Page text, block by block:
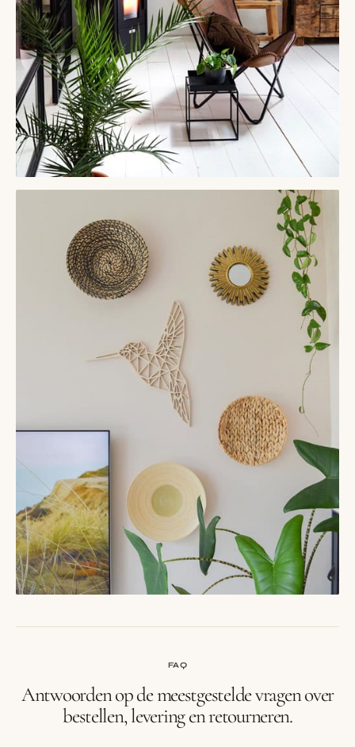
FAQ
Antwoorden op de meestgestelde vragen over
bestellen, levering en retourneren.